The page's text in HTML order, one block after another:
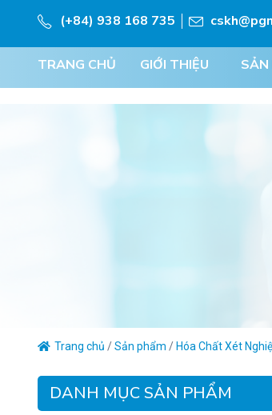
(+84) 938 168 735
TRANG CHỦ GIỚI THIỆU SẢN
Trang chủ /Sản phẩm / Hóa Chất Xét
DANH MỤC SẢN PHẨM